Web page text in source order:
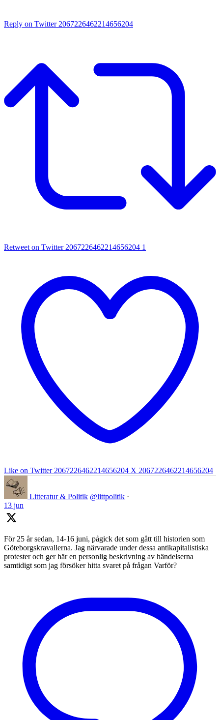
Reply on Twitter 2067226462214656204
Retweet on Twitter 2067226462214656204 1
Like on Twitter 2067226462214656204 X 2067226462214656204
Litteratur & Politik @littpolitik ·
13 jun
För 25 år sedan, 14-16 juni, pågick det som gått till historien som
Göteborgskravallerna. Jag närvarade under dessa antikapitalistiska
protester och ger här en personlig beskrivning av händelserna
samtidigt som jag försöker hitta svaret på frågan Varför?